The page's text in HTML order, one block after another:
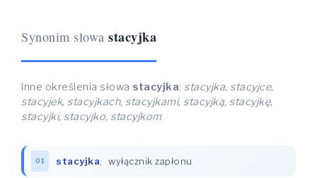
Synonim słowa stacyjka
Inne określenia słowa stacyjka: stacyjka, stacyjce,
stacyjek, stacyjkach, stacyjkami, stacyjką, stacyjkę,
stacyjki, stacyjko, stacyjkom
01 stacyjka wyłącznik zapłonu